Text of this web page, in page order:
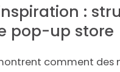
:
pop-up store
comment des